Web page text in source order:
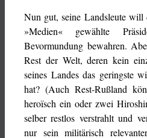
Nun gut, seine Landsleute will
»Medien« gewählte
Bevormundung bewahren.
Rest der Welt, deren kein
seines Landes das geringste
hat? (Auch Rest-Rußland
heroïsch ein oder zwei
selber restlos verstrahlt und
nur sein militärisch